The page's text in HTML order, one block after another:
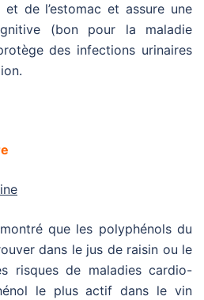
et de l’estomac et assure une
(bon pour la maladie
des infections urinaires
que les polyphénols du
dans le jus de raisin ou le
risques de maladies cardio-
le plus actif dans le vin